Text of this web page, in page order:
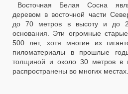
Восточная Белая Сосна
деревом в восточной части
до 70 метров в высоту и до
основания. Эти огромные
500 лет, хотя многие из
пиломатериалы в прошлые
толщиной и около 30 метров в
распространены во многих местах.